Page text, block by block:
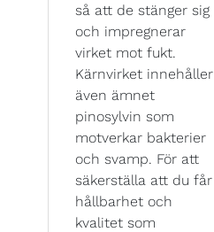
så att de stänger sig
och impregnerar
virket mot fukt.
Kärnvirket innehåller
även ämnet
pinosylvin som
motverkar bakterier
och svamp. För att
säkerställa att du får
hållbarhet och
kvalitet som